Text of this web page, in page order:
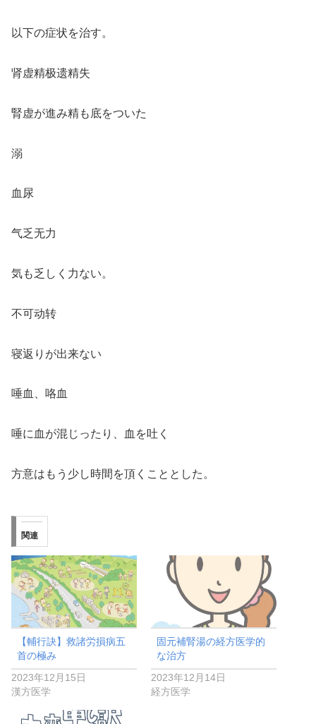
以下の症状を治す。
肾虚精极遗精失
腎虚が進み精も底をついた
溺
血尿
气乏无力
気も乏しく力ない。
不可动转
寝返りが出来ない
唾血、咯血
唾に血が混じったり、血を吐く
方意はもう少し時間を頂くこととした。
関連
【輔行訣】救諸労損病五
首の極み
2023年12月15日
漢方医学
固元補腎湯の経方医学的
な治方
2023年12月14日
経方医学